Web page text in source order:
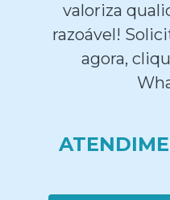
valoriza
razoável!
agora,